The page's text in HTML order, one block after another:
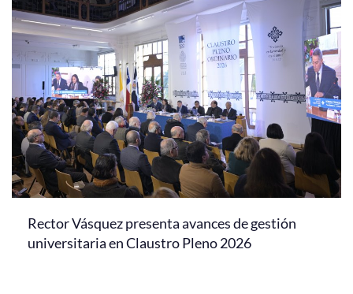
Rector Vásquez presenta avances de gestión
universitaria en Claustro Pleno 2026